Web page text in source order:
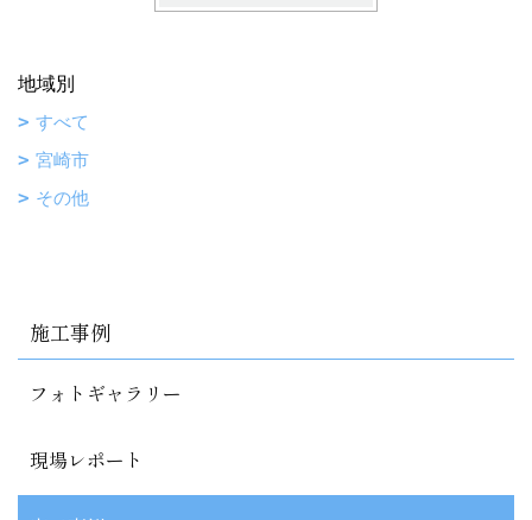
地域別
すべて
宮崎市
その他
施工事例
フォトギャラリー
現場レポート